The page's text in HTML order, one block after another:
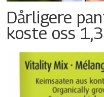
Dårligere
koste oss